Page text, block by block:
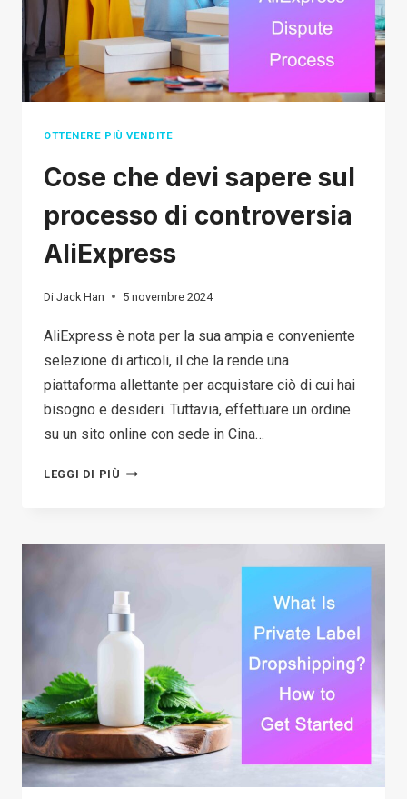
PER
L'E-
COMMERCE
OTTENERE PIÙ VENDITE
Cose che devi sapere sul
processo di controversia
AliExpress
Di Jack Han 5 novembre 2024
AliExpress è nota per la sua ampia e conveniente
selezione di articoli, il che la rende una
piattaforma allettante per acquistare ciò di cui hai
bisogno e desideri. Tuttavia, effettuare un ordine
su un sito online con sede in Cina…
LEGGI DI PIÙ COSE
SAPERE
PROCESSO
CONTROVERSIA
ALIEXPRESS